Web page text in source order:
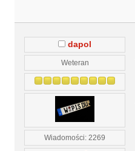
dapol
Weteran
Wiadomości: 2269